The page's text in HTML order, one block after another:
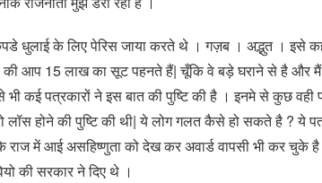
धुलाई के लिए पेरिस जाया करते थे । गज़ब । अद्भुत । इसे
आप 15 लाख का सूट पहनते हैं| चूँकि वे बड़े घराने से है और मैं
कई पत्रकारों ने इस बात की पुष्टि की है । इनमे से कुछ वही
लॉस होने की पुष्टि की थी| ये लोग गलत कैसे हो सकते है ? ये
में आई असहिष्णुता को देख कर अवार्ड वापसी भी कर चुके है
की सरकार ने दिए थे ।